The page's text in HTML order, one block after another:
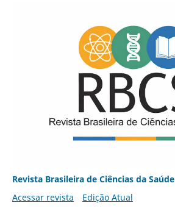
Revista Brasileira de Ciências da Saúde
Acessar revista
Edição Atual